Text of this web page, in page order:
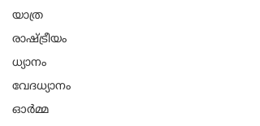
യാത്ര
രാഷ്ട്രീയം
ധ്യാനം
വേദധ്യാനം
ഓർമ്മ